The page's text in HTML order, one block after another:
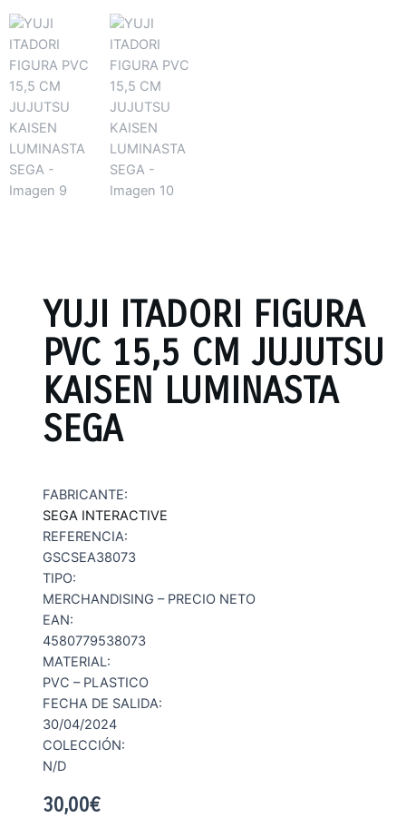
YUJI ITADORI FIGURA
PVC 15,5 CM JUJUTSU
KAISEN LUMINASTA
SEGA
FABRICANTE:
SEGA INTERACTIVE
REFERENCIA:
GSCSEA38073
TIPO:
MERCHANDISING – PRECIO NETO
EAN:
4580779538073
MATERIAL:
PVC – PLASTICO
FECHA DE SALIDA:
30/04/2024
COLECCIÓN:
N/D
30,00€